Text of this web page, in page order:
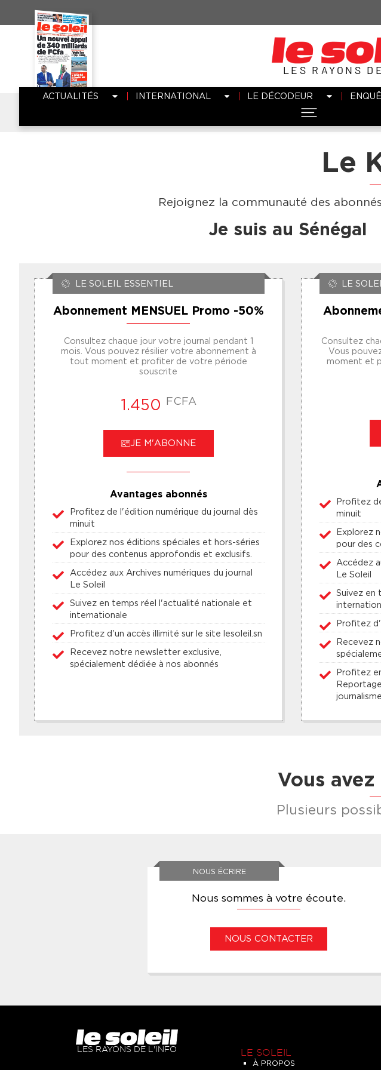
LES RAYONS
ACTUALITÉS INTERNATIONAL LE DÉCODEUR
Le
Rejoignez la communauté des
Je suis au Sénégal
LE SOLEIL ESSENTIEL
Abonnement MENSUEL Promo -50%
Consultez chaque jour votre journal pendant 1
mois. Vous pouvez résilier votre abonnement à
tout moment et profiter de votre période
souscrite
1.450 FCFA
JE M'ABONNE
Avantages abonnés
Profitez de l'édition numérique du journal dès
minuit
Explorez nos éditions spéciales et hors-séries
pour des contenus approfondis et exclusifs.
Accédez aux Archives numériques du journal
Le Soleil
Suivez en temps réel l'actualité nationale et
internationale
Profitez d'un accès illimité sur le site lesoleil.sn
Recevez notre newsletter exclusive,
spécialement dédiée à nos abonnés
LE
Consultez
Vous
moment et
Profitez
minuit
Explorez
pour des
Accédez
Le Soleil
Suivez en
Profitez
Recevez
Profitez
Vous
Plusieurs
NOUS ÉCRIRE
Nous sommes à votre écoute.
NOUS CONTACTER
LES RAYONS DE L'INFO LE SOLEIL
À PROPOS